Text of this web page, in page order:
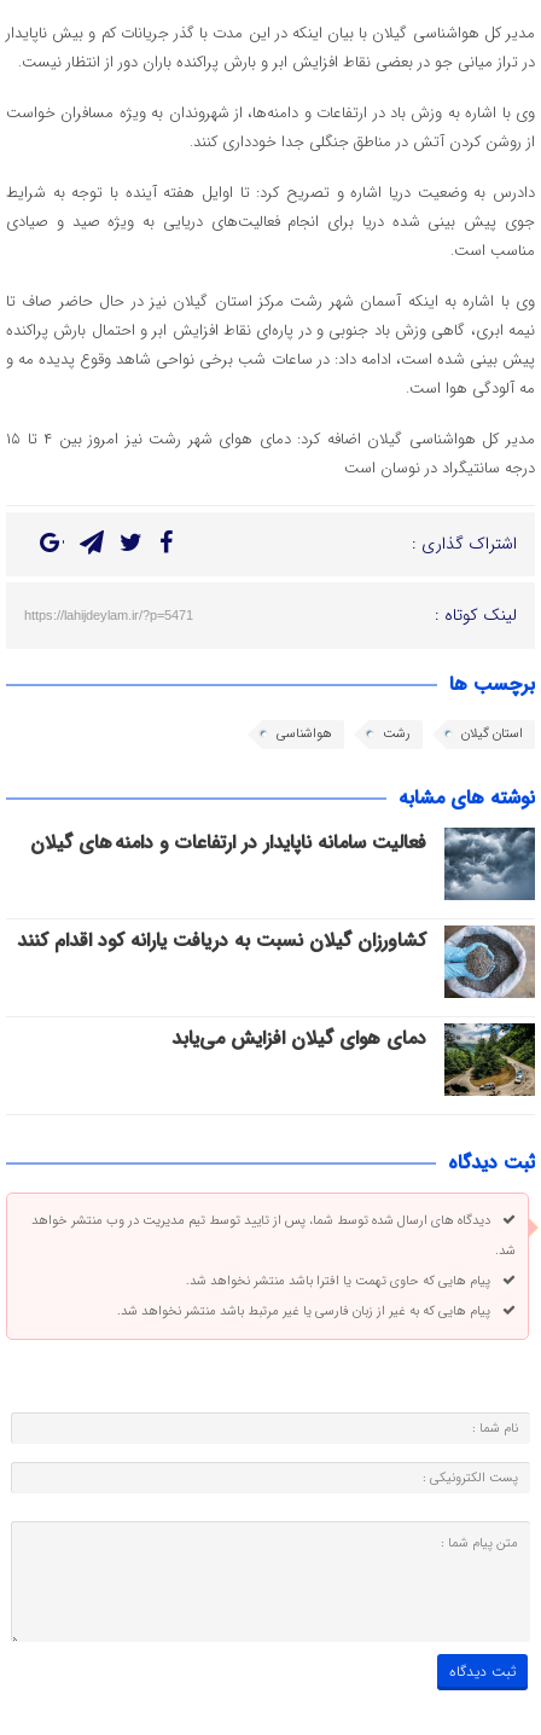
مدیر کل هواشناسی گیلان با بیان اینکه در این مدت با گذر جریانات کم و بیش ناپایدار
در تراز میانی جو در بعضی نقاط افزایش ابر و بارش پراکنده باران دور از انتظار نیست.
وی با اشاره به وزش باد در ارتفاعات و دامنه‌ها، از شهروندان به ویژه مسافران خواست
از روشن کردن آتش در مناطق جنگلی جدا خودداری کنند.
دادرس به وضعیت دریا اشاره و تصریح کرد: تا اوایل هفته آینده با توجه به شرایط
جوی پیش بینی شده دریا برای انجام فعالیت‌های دریایی به ویژه صید و صیادی
مناسب است.
وی با اشاره به اینکه آسمان شهر رشت مرکز استان گیلان نیز در حال حاضر صاف تا
نیمه ابری، گاهی وزش باد جنوبی و در پاره‌ای نقاط افزایش ابر و احتمال بارش پراکنده
پیش بینی شده است، ادامه داد: در ساعات شب برخی نواحی شاهد وقوع پدیده مه و
مه آلودگی هوا است.
مدیر کل هواشناسی گیلان اضافه کرد: دمای هوای شهر رشت نیز امروز بین ۴ تا ۱۵
درجه سانتیگراد در نوسان است
اشتراک گذاری :
لینک کوتاه : https://lahijdeylam.ir/?p=5471
برچسب ها
استان گیلان رشت هواشناسی
نوشته های مشابه
فعالیت سامانه ناپایدار در ارتفاعات و دامنه های گیلان
کشاورزان گیلان نسبت به دریافت یارانه کود اقدام کنند
دمای هوای گیلان افزایش می‌یابد
ثبت دیدگاه
دیدگاه های ارسال شده توسط شما، پس از تایید توسط تیم مدیریت در وب منتشر خواهد
شد.
پیام هایی که حاوی تهمت یا افترا باشد منتشر نخواهد شد.
پیام هایی که به غیر از زبان فارسی یا غیر مرتبط باشد منتشر نخواهد شد.